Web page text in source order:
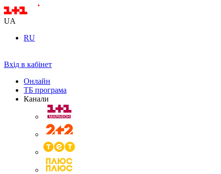
UA
RU
Вхід в кабінет
Онлайн
ТБ програма
Канали